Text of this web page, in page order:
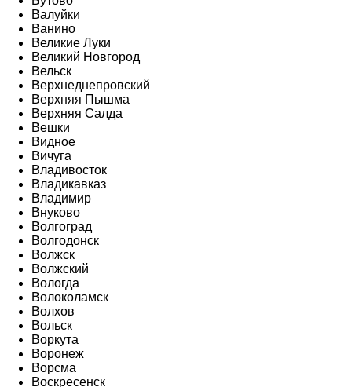
Валуйки
Ванино
Великие Луки
Великий Новгород
Вельск
Верхнеднепровский
Верхняя Пышма
Верхняя Салда
Вешки
Видное
Вичуга
Владивосток
Владикавказ
Владимир
Внуково
Волгоград
Волгодонск
Волжск
Волжский
Вологда
Волоколамск
Волхов
Вольск
Воркута
Воронеж
Ворсма
Воскресенск